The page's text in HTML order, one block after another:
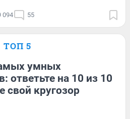
094 55
ТОП 5
умных
ответьте на 10 из 10
свой кругозор